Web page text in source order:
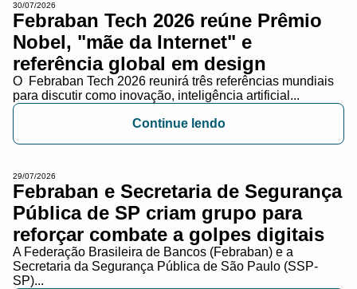
30/07/2026
Febraban Tech 2026 reúne Prêmio
Nobel, "mãe da Internet" e
referência global em design
O Febraban Tech 2026 reunirá três referências mundiais
para discutir como inovação, inteligência artificial...
Continue lendo
29/07/2026
Febraban e Secretaria de Segurança
Pública de SP criam grupo para
reforçar combate a golpes digitais
A Federação Brasileira de Bancos (Febraban) e a
Secretaria da Segurança Pública de São Paulo (SSP-
SP)...